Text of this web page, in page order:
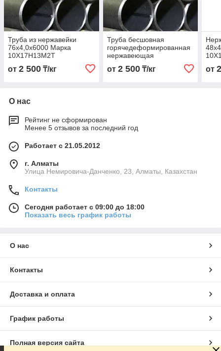
Труба из нержавейки
76х4,0х6000 Марка
10Х17Н13М2Т
от 2 500 ₸/кг
Труба бесшовная
горячедеформированная
нержавеющая
76х4,0х6000 Марка
10Х17Н13М2Т
от 2 500₸/кг от
О нас
Рейтинг не сформирован
Менее 5 отзывов за последний год
Работает с 21.05.2012
г. Алматы
Улица Немировича-Данченко, 23, Алматы, Казахстан
Контакты
Сегодня работает с 09:00 до 18:00
Показать весь график работы
О нас
Контакты
Доставка и оплата
График работы
Полная версия сайта